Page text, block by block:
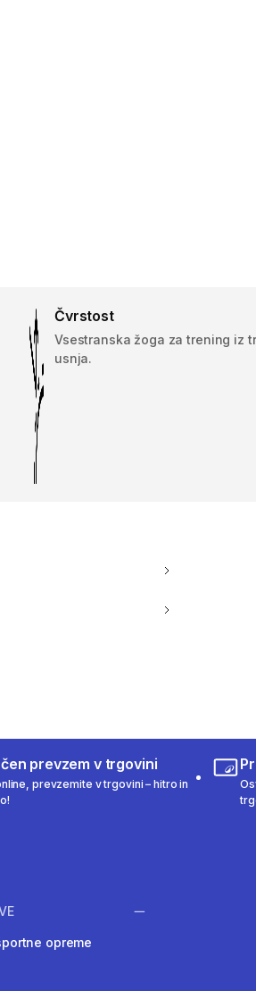
Čvrstost
Vsestranska žoga za trening iz
usnja.
prevzem v trgovini
prevzemite v trgovini – hitro in
opreme